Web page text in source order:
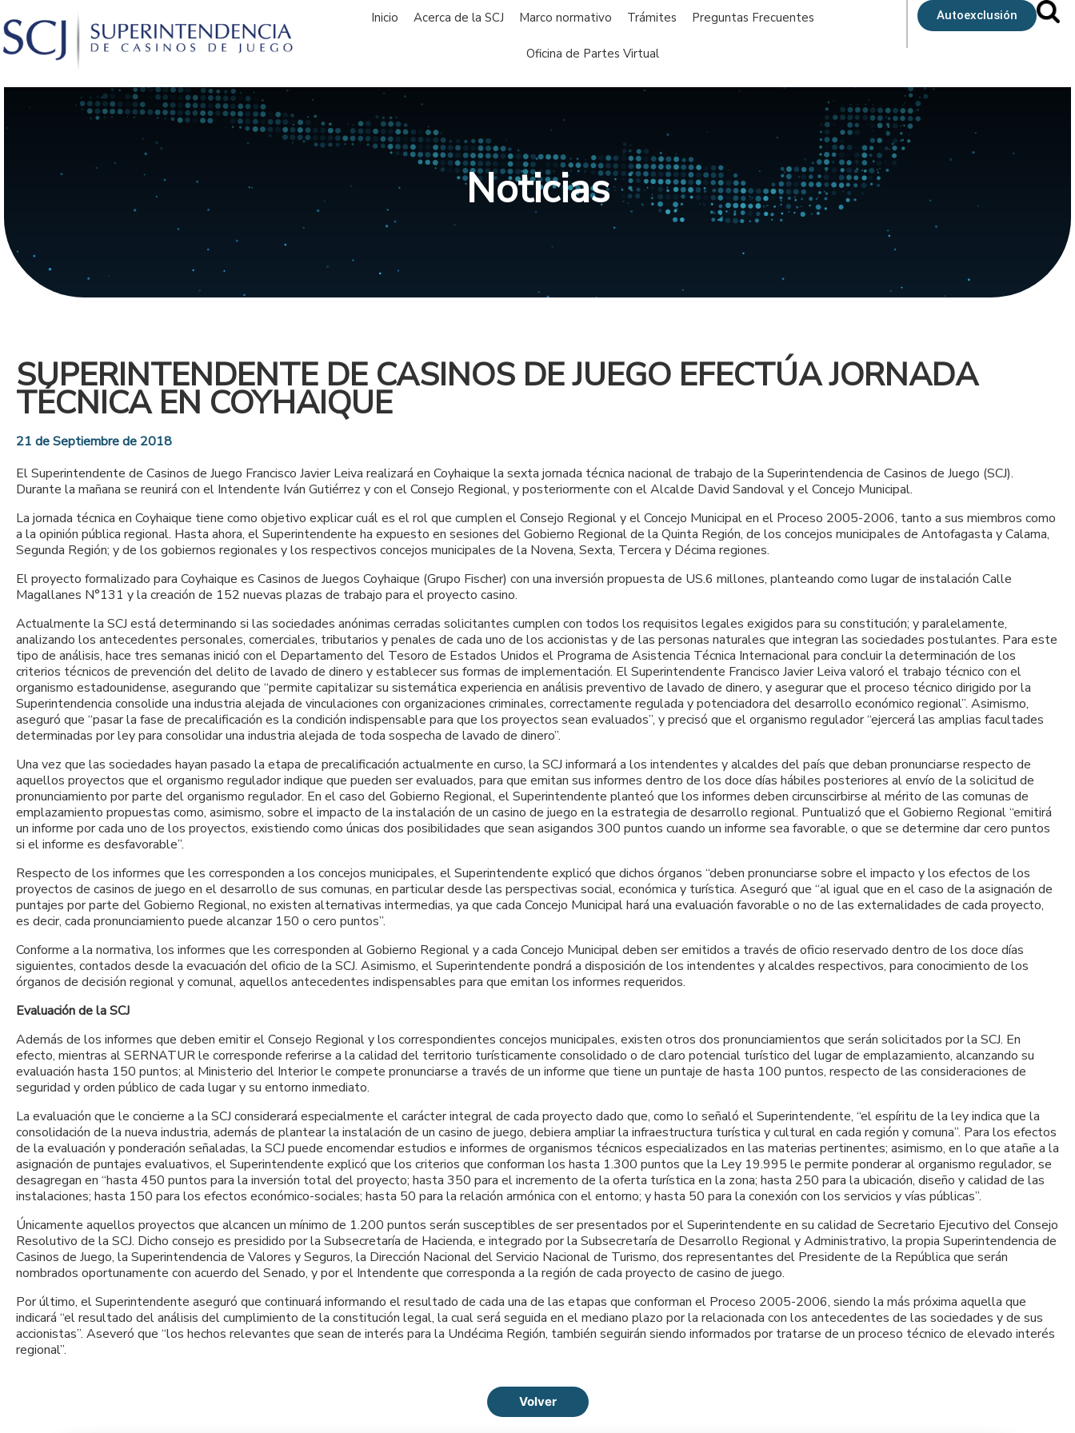
Inicio Acerca de la SCJ Marco normativo Trámites Preguntas Frecuentes
Oficina de Partes Virtual
Autoexclusión
Noticias
SUPERINTENDENTE DE CASINOS DE JUEGO EFECTÚA JORNADA
TÉCNICA EN COYHAIQUE
21 de Septiembre de 2018
El Superintendente de Casinos de Juego Francisco Javier Leiva realizará en Coyhaique la sexta jornada técnica nacional de trabajo de la Superintendencia de Casinos de Juego (SCJ).
Durante la mañana se reunirá con el Intendente Iván Gutiérrez y con el Consejo Regional, y posteriormente con el Alcalde David Sandoval y el Concejo Municipal.
La jornada técnica en Coyhaique tiene como objetivo explicar cuál es el rol que cumplen el Consejo Regional y el Concejo Municipal en el Proceso 2005-2006, tanto a sus miembros como
a la opinión pública regional. Hasta ahora, el Superintendente ha expuesto en sesiones del Gobierno Regional de la Quinta Región, de los concejos municipales de Antofagasta y Calama,
Segunda Región; y de los gobiernos regionales y los respectivos concejos municipales de la Novena, Sexta, Tercera y Décima regiones.
El proyecto formalizado para Coyhaique es Casinos de Juegos Coyhaique (Grupo Fischer) con una inversión propuesta de US.6 millones, planteando como lugar de instalación Calle
Magallanes N°131 y la creación de 152 nuevas plazas de trabajo para el proyecto casino.
Actualmente la SCJ está determinando si las sociedades anónimas cerradas solicitantes cumplen con todos los requisitos legales exigidos para su constitución; y paralelamente,
analizando los antecedentes personales, comerciales, tributarios y penales de cada uno de los accionistas y de las personas naturales que integran las sociedades postulantes. Para este
tipo de análisis, hace tres semanas inició con el Departamento del Tesoro de Estados Unidos el Programa de Asistencia Técnica Internacional para concluir la determinación de los
criterios técnicos de prevención del delito de lavado de dinero y establecer sus formas de implementación. El Superintendente Francisco Javier Leiva valoró el trabajo técnico con el
organismo estadounidense, asegurando que “permite capitalizar su sistemática experiencia en análisis preventivo de lavado de dinero, y asegurar que el proceso técnico dirigido por la
Superintendencia consolide una industria alejada de vinculaciones con organizaciones criminales, correctamente regulada y potenciadora del desarrollo económico regional”. Asimismo,
aseguró que “pasar la fase de precalificación es la condición indispensable para que los proyectos sean evaluados”, y precisó que el organismo regulador “ejercerá las amplias facultades
determinadas por ley para consolidar una industria alejada de toda sospecha de lavado de dinero”.
Una vez que las sociedades hayan pasado la etapa de precalificación actualmente en curso, la SCJ informará a los intendentes y alcaldes del país que deban pronunciarse respecto de
aquellos proyectos que el organismo regulador indique que pueden ser evaluados, para que emitan sus informes dentro de los doce días hábiles posteriores al envío de la solicitud de
pronunciamiento por parte del organismo regulador. En el caso del Gobierno Regional, el Superintendente planteó que los informes deben circunscirbirse al mérito de las comunas de
emplazamiento propuestas como, asimismo, sobre el impacto de la instalación de un casino de juego en la estrategia de desarrollo regional. Puntualizó que el Gobierno Regional “emitirá
un informe por cada uno de los proyectos, existiendo como únicas dos posibilidades que sean asigandos 300 puntos cuando un informe sea favorable, o que se determine dar cero puntos
si el informe es desfavorable”.
Respecto de los informes que les corresponden a los concejos municipales, el Superintendente explicó que dichos órganos “deben pronunciarse sobre el impacto y los efectos de los
proyectos de casinos de juego en el desarrollo de sus comunas, en particular desde las perspectivas social, económica y turística. Aseguró que “al igual que en el caso de la asignación de
puntajes por parte del Gobierno Regional, no existen alternativas intermedias, ya que cada Concejo Municipal hará una evaluación favorable o no de las externalidades de cada proyecto,
es decir, cada pronunciamiento puede alcanzar 150 o cero puntos”.
Conforme a la normativa, los informes que les corresponden al Gobierno Regional y a cada Concejo Municipal deben ser emitidos a través de oficio reservado dentro de los doce días
siguientes, contados desde la evacuación del oficio de la SCJ. Asimismo, el Superintendente pondrá a disposición de los intendentes y alcaldes respectivos, para conocimiento de los
órganos de decisión regional y comunal, aquellos antecedentes indispensables para que emitan los informes requeridos.
Evaluación de la SCJ
Además de los informes que deben emitir el Consejo Regional y los correspondientes concejos municipales, existen otros dos pronunciamientos que serán solicitados por la SCJ. En
efecto, mientras al SERNATUR le corresponde referirse a la calidad del territorio turísticamente consolidado o de claro potencial turístico del lugar de emplazamiento, alcanzando su
evaluación hasta 150 puntos; al Ministerio del Interior le compete pronunciarse a través de un informe que tiene un puntaje de hasta 100 puntos, respecto de las consideraciones de
seguridad y orden público de cada lugar y su entorno inmediato.
La evaluación que le concierne a la SCJ considerará especialmente el carácter integral de cada proyecto dado que, como lo señaló el Superintendente, “el espíritu de la ley indica que la
consolidación de la nueva industria, además de plantear la instalación de un casino de juego, debiera ampliar la infraestructura turística y cultural en cada región y comuna”. Para los efectos
de la evaluación y ponderación señaladas, la SCJ puede encomendar estudios e informes de organismos técnicos especializados en las materias pertinentes; asimismo, en lo que atañe a la
asignación de puntajes evaluativos, el Superintendente explicó que los criterios que conforman los hasta 1.300 puntos que la Ley 19.995 le permite ponderar al organismo regulador, se
desagregan en “hasta 450 puntos para la inversión total del proyecto; hasta 350 para el incremento de la oferta turística en la zona; hasta 250 para la ubicación, diseño y calidad de las
instalaciones; hasta 150 para los efectos económico-sociales; hasta 50 para la relación armónica con el entorno; y hasta 50 para la conexión con los servicios y vías públicas”.
Únicamente aquellos proyectos que alcancen un mínimo de 1.200 puntos serán susceptibles de ser presentados por el Superintendente en su calidad de Secretario Ejecutivo del Consejo
Resolutivo de la SCJ. Dicho consejo es presidido por la Subsecretaría de Hacienda, e integrado por la Subsecretaría de Desarrollo Regional y Administrativo, la propia Superintendencia de
Casinos de Juego, la Superintendencia de Valores y Seguros, la Dirección Nacional del Servicio Nacional de Turismo, dos representantes del Presidente de la República que serán
nombrados oportunamente con acuerdo del Senado, y por el Intendente que corresponda a la región de cada proyecto de casino de juego.
Por último, el Superintendente aseguró que continuará informando el resultado de cada una de las etapas que conforman el Proceso 2005-2006, siendo la más próxima aquella que
indicará “el resultado del análisis del cumplimiento de la constitución legal, la cual será seguida en el mediano plazo por la relacionada con los antecedentes de las sociedades y de sus
accionistas”. Aseveró que “los hechos relevantes que sean de interés para la Undécima Región, también seguirán siendo informados por tratarse de un proceso técnico de elevado interés
regional”.
Volver